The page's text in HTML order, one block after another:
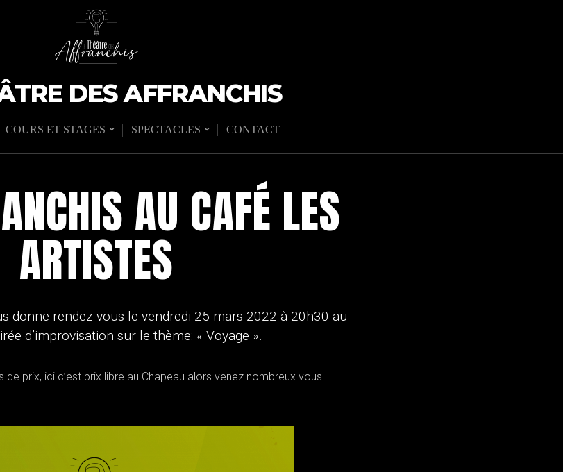
DES AFFRANCHIS
COURS ET STAGES SPECTACLES CONTACT
AU CAFÉ LES
ARTISTES
donne rendez-vous le vendredi 25 mars 2022 à 20h30 au
d’improvisation sur le thème: « Voyage ».
prix, ici c’est prix libre au Chapeau alors venez nombreux vous